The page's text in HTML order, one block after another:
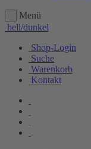
Menü
hell/dunkel
Shop-Login
Suche
Warenkorb
Kontakt